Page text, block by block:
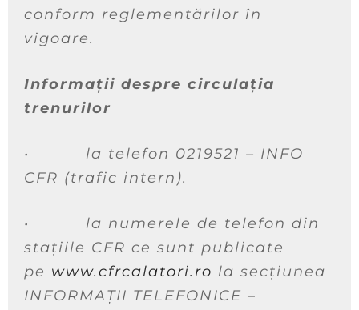
conform reglementărilor în
vigoare.
Informații despre circulația
trenurilor
• la telefon 0219521 – INFO
CFR (trafic intern).
• la numerele de telefon din
stațiile CFR ce sunt publicate
pe www.cfrcalatori.ro la secțiunea
INFORMAȚII TELEFONICE –